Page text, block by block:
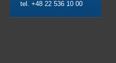
tel. +48 22 536 10 00